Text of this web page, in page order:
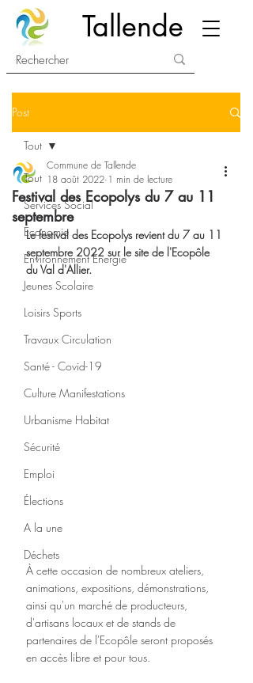
Tallende
Post
Tout
Services Social
Economie
Environnement Energie
Jeunes Scolaire
Loisirs Sports
Travaux Circulation
Santé - Covid-19
Culture Manifestations
Urbanisme Habitat
Sécurité
Emploi
Élections
A la une
Déchets
Tout
Festival des Ecopolys du 7 au 11
septembre
Commune de Tallende
18 août 2022 1 min de lecture
Le festival des Ecopolys revient du 7 au 11
septembre 2022 sur le site de l'Ecopôle
du Val d'Allier.
À cette occasion de nombreux ateliers,
animations, expositions, démonstrations,
ainsi qu'un marché de producteurs,
d'artisans locaux et de stands de
partenaires de l'Ecopôle seront proposés
en accès libre et pour tous.